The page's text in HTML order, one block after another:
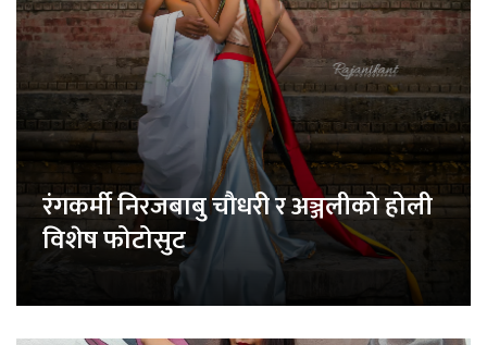
रंगकर्मी निरजबाबु चौधरी र अञ्जलीको होली
विशेष फोटोसुट